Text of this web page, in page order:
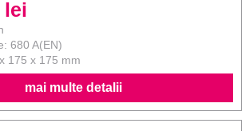
lei
680 A(EN)
175 x 175 mm
mai multe detalii